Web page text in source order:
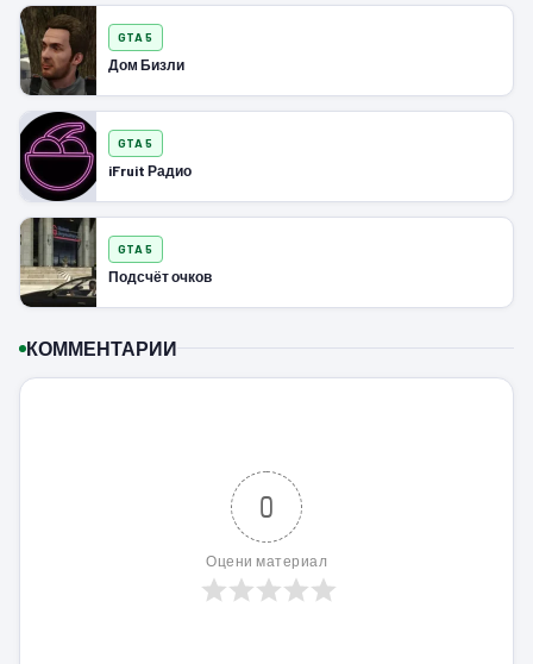
GTA 5
Дом Бизли
GTA 5
iFruit Радио
GTA 5
Подсчёт очков
КОММЕНТАРИИ
0
Оцени материал